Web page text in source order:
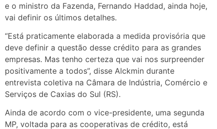
e o ministro da Fazenda, Fernando Haddad, ainda hoje,
vai definir os últimos detalhes.
“Está praticamente elaborada a medida provisória que
deve definir a questão desse crédito para as grandes
empresas. Mas tenho certeza que vai nos surpreender
positivamente a todos”, disse Alckmin durante
entrevista coletiva na Câmara de Indústria, Comércio e
Serviços de Caxias do Sul (RS).
Ainda de acordo com o vice-presidente, uma segunda
MP, voltada para as cooperativas de crédito, está